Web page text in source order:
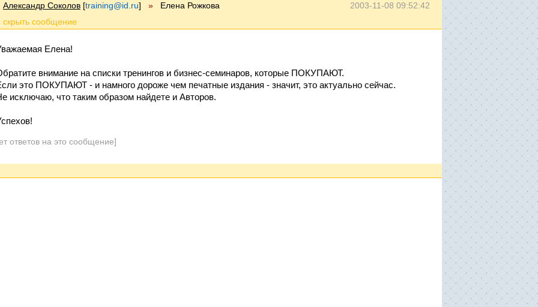
2003-11-08 09:52:42
Александр Соколов [training@id.ru] » Елена Рожкова
Елена!
внимание на списки тренингов и бизнес-семинаров, которые ПОКУПАЮТ.
это ПОКУПАЮТ - и намного дороже чем печатные издания - значит, это актуально сейчас.
исключаю, что таким образом найдете и Авторов.
ответов на это сообщение]